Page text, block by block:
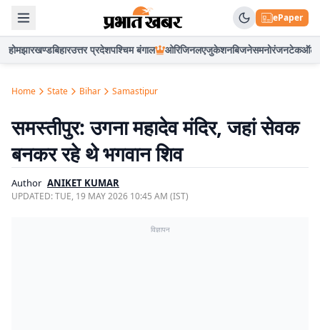
ePaper
होमझारखण्डबिहारउत्तर प्रदेशपश्चिम बंगाल ओरिजिनलएजुकेशनबिजनेसमनोरंजनटेकऑटो
Home State Bihar Samastipur
समस्तीपुर: उगना महादेव मंदिर, जहां सेवक
बनकर रहे थे भगवान शिव
Author ANIKET KUMAR
UPDATED:TUE, 19 MAY 2026 10:45 AM (IST)
विज्ञापन